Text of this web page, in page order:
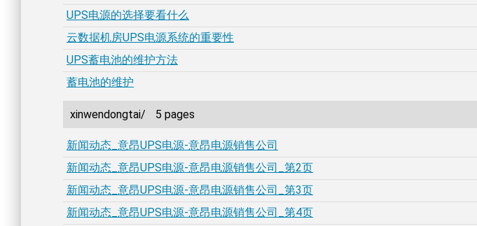
UPS电源的选择要看什么
云数据机房UPS电源系统的重要性
UPS蓄电池的维护方法
蓄电池的维护
xinwendongtai/ 5 pages
新闻动态_意昂UPS电源-意昂电源销售公司
新闻动态_意昂UPS电源-意昂电源销售公司_第2页
新闻动态_意昂UPS电源-意昂电源销售公司_第3页
新闻动态_意昂UPS电源-意昂电源销售公司_第4页